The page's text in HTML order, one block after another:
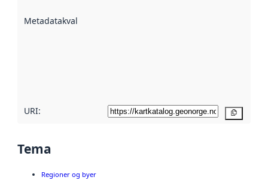
Metadatakvalitet
URI:
Tema
Regioner og byer